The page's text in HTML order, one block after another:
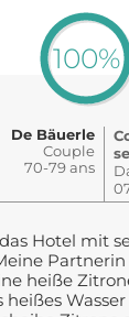
100%
De Bäuerle
Couple
70-79 ans
Hotel mit
heiße
heißes